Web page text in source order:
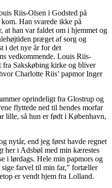
Riis-Olsen i Godsted på
Han svarede ikke på
at han var faldet om i hjemmet og
præget af sorg og
i det nye år for det
vedkommende. Louis Riis-
fra Sakskøbing kirke og bliver
Charlotte Riis’ papmor Inger
oprindeligt fra Glostrup og
flyttede ned til hendes morfar
lille, så hun er født i København,
nytår, end jeg først havde regnet
her i Adsbøl med min kærestes
i lørdags. Hele min papmors og
farvel til min far,” fortæller
er vendt hjem fra Lolland.